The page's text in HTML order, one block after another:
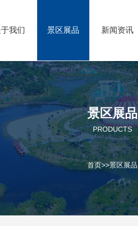
我们 景区展品 新闻资讯
景区展品
PRODUCTS
首页>>景区展品